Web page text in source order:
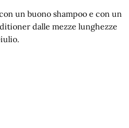
un buono shampoo e con un
dalle mezze lunghezze